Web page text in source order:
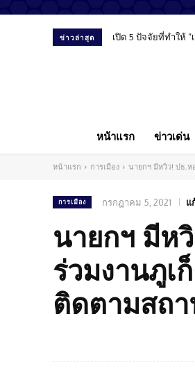
ข่าวล่าสุด เปิด 5 ปัจจัยที่ทำให้
หน้าแรก ข่าวเด่น
หน้าแรก การเมือง นายกฯ มีหวิว! ปธ.
การเมือง กรกฎาคม 5, 2021 แ
นายกฯ มีห
ร่วมงานภู
ติดตามสถ